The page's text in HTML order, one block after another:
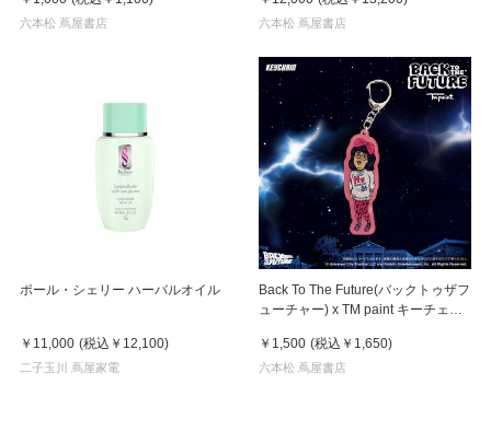
六本松 蔦屋書店
Marty & Doc(マーティ＆ドク)
六本松 蔦屋書店
ポール・シェリー ハーバルオイル
￥11,000 (税込 ￥12,100)
二子玉川 蔦屋家電
Back To The Future(バックトゥザフ
ューチャー) x TM paint キーチェー
￥1,500 (税込 ￥1,650)
六本松 蔦屋書店